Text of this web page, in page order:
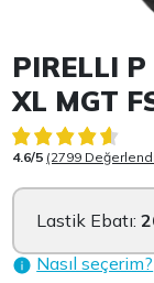
Item 1 of 1
PIRELLI
XL MGT
4.6/5 (2799
Lastik Ebatı:
Nasıl seçerim?